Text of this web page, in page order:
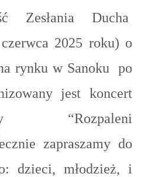
Zesłania Ducha
2025 roku) o
rynku w Sanoku po
jest koncert
“Rozpaleni
zapraszamy do
dzieci, młodzież, i